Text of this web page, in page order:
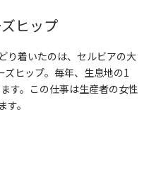
ヒップ
り着いたのは、セルビアの大
ズヒップ。毎年、生息地の1
す。この仕事は生産者の女性
。